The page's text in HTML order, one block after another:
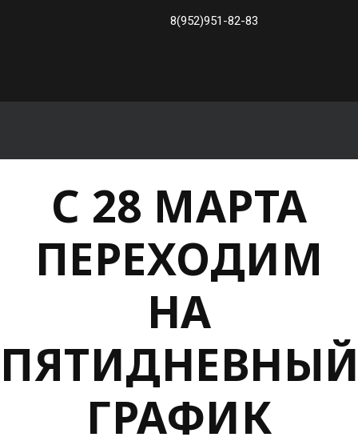
8(952)951-82-83
С 28 МАРТА
ПЕРЕХОДИМ
НА
ГРАФИК